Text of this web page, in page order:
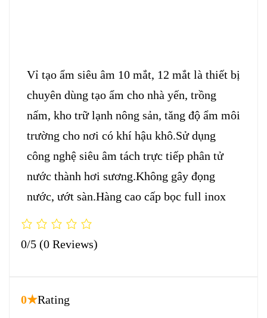
Vỉ tạo ẩm siêu âm 10 mắt, 12 mắt là thiết bị
chuyên dùng tạo ẩm cho nhà yến, trồng
nấm, kho trữ lạnh nông sản, tăng độ ẩm môi
trường cho nơi có khí hậu khô.Sử dụng
công nghệ siêu âm tách trực tiếp phân tử
nước thành hơi sương.Không gây đọng
nước, ướt sàn.Hàng cao cấp bọc full inox
0/5 (0 Reviews)
0★Rating